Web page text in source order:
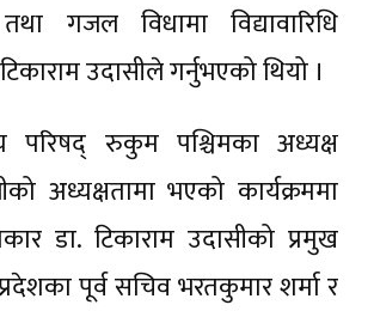
गजल विधामा विद्यावारिधि
उदासीले गर्नुभएको थियो ।
परिषद् रुकुम पश्चिमका अध्यक्ष
अध्यक्षतामा भएको कार्यक्रममा
डा. टिकाराम उदासीको प्रमुख
पूर्व सचिव भरतकुमार शर्मा र